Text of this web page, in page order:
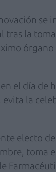
se
tras la
el día de
evita la
electo
toma